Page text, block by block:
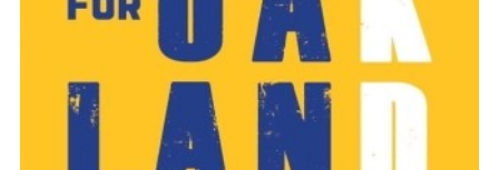
2019×5
2021×5